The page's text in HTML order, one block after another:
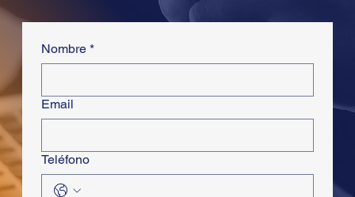
Nombre *
Email
Teléfono